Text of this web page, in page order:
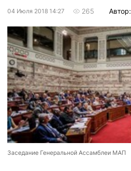
04 Июля 2018 14:27 265 Автор:
Заседание Генеральной Ассамблеи МАП